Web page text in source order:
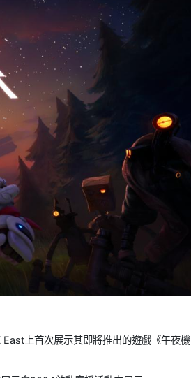
上首次展示其即將推出的遊戲《午夜機